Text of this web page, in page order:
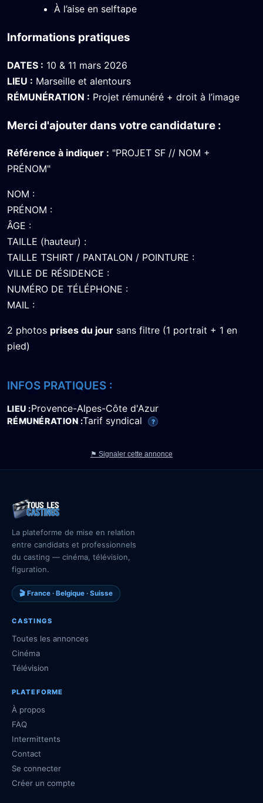
À l’aise en selftape
Informations pratiques
DATES : 10 & 11 mars 2026
LIEU : Marseille et alentours
RÉMUNÉRATION : Projet rémunéré + droit à l’image
Merci d'ajouter dans votre candidature :
Référence à indiquer : "PROJET SF // NOM +
PRÉNOM"
NOM :
PRÉNOM :
ÂGE :
TAILLE (hauteur) :
TAILLE TSHIRT / PANTALON / POINTURE :
VILLE DE RÉSIDENCE :
NUMÉRO DE TÉLÉPHONE :
MAIL :
2 photos prises du jour sans filtre (1 portrait + 1 en
pied)
INFOS PRATIQUES :
LIEU Provence-Alpes-Côte d'Azur
RÉMUNÉRATION Tarif syndical ?
⚑ Signaler cette annonce
La plateforme de mise en relation
entre candidats et professionnels
du casting — cinéma, télévision,
figuration.
🎬 France · Belgique · Suisse
CASTINGS
Toutes les annonces
Cinéma
Télévision
PLATEFORME
À propos
FAQ
Intermittents
Contact
Se connecter
Créer un compte